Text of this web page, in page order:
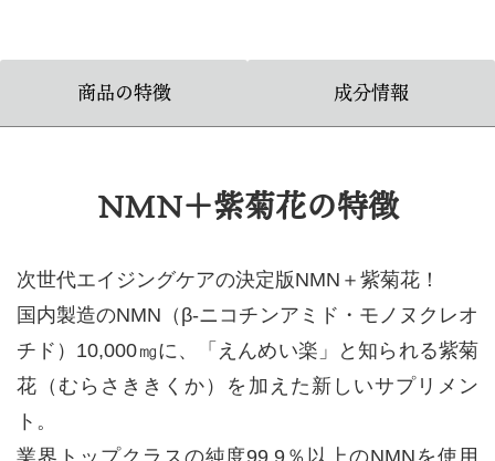
商品の特徴 成分情報
NMN＋紫菊花の特徴
次世代エイジングケアの決定版NMN＋紫菊花！
国内製造のNMN（β-ニコチンアミド・モノヌクレオ
チド）10,000㎎に、「えんめい楽」と知られる紫菊
花（むらさききくか）を加えた新しいサプリメン
ト。
業界トップクラスの純度99.9％以上のNMNを使用